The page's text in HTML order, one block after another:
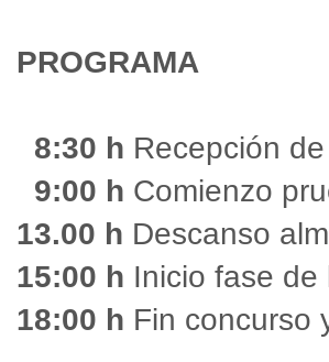
PROGRAMA
8:30 h Recepción
9:00 h Comienzo
13.00 h Descanso
15:00 h Inicio fase de
18:00 h Fin concurso